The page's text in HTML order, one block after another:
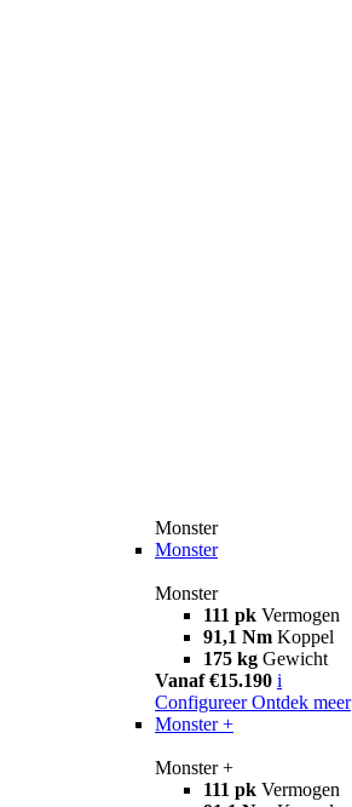
Monster
Monster
Monster
111 pk Vermogen
91,1 Nm Koppel
175 kg Gewicht
Vanaf €15.190 i
Configureer Ontdek meer
Monster +
Monster +
111 pk Vermogen